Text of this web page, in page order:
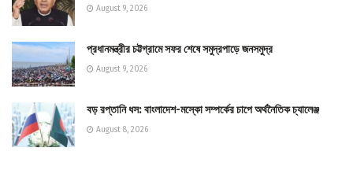
August 9, 2026
প্রধানমন্ত্রীর চট্টগ্রামে সফর শেষে সমুদ্রপাড়ে জনসমুদ্র
August 9, 2026
বড় রপ্তানি ধস: বাংলাদেশ-মস্কো সম্পর্কের চাপে অর্থনৈতিক চ্যালেঞ্জ
August 8, 2026